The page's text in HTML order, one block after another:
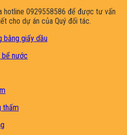
hotline 0929558586 để được tư vấn
cho dự án của Quý đối tác.
bằng giấy dầu
bể nước
thấm